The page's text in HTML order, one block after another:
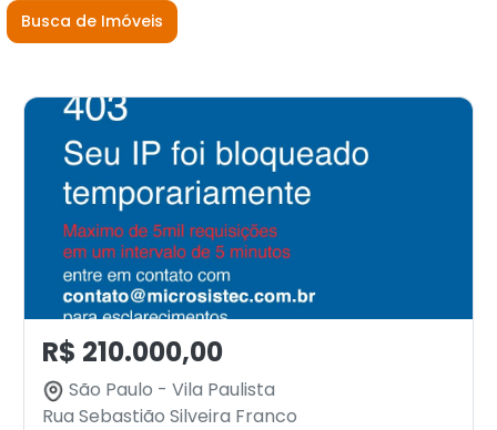
Busca de Imóveis
R$ 210.000,00
São Paulo - Vila Paulista
Rua Sebastião Silveira Franco